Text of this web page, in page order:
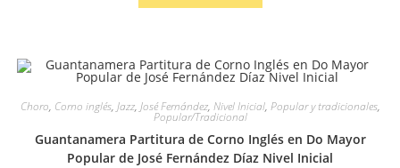
Choro, Corno inglés, Jazz, José Fernández, Nivel Inicial, Popular y tradicionales,
Popular/Tradicional
Guantanamera Partitura de Corno Inglés en Do Mayor
Popular de José Fernández Díaz Nivel Inicial